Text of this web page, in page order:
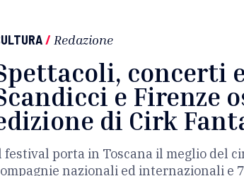
/ Redazione
concerti
e Firenze
di Cirk
festival porta in Toscana il meglio del
nazionali ed internazionali e